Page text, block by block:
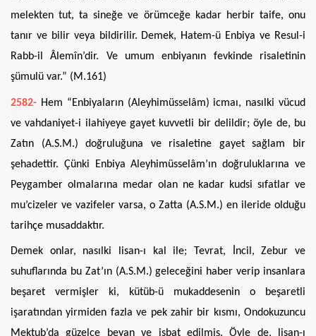
melekten tut, ta sineğe ve örümceğe kadar herbir taife, onu
tanır ve bilir veya bildirilir. Demek, Hatem-ü Enbiya ve Resul-i
Rabb-il Âlemîn’dir. Ve umum enbiyanın fevkinde risaletinin
şümulü var.” (M.161)
2582- Hem “Enbiyaların (Aleyhimüsselâm) icmaı, nasılki vücud
ve vahdaniyet-i ilahiyeye gayet kuvvetli bir delildir; öyle de, bu
Zatın (A.S.M.) doğruluğuna ve risaletine gayet sağlam bir
şehadettir. Çünki Enbiya Aleyhimüsselâm’ın doğruluklarına ve
Peygamber olmalarına medar olan ne kadar kudsi sıfatlar ve
mu’cizeler ve vazifeler varsa, o Zatta (A.S.M.) en ileride olduğu
tarihçe musaddaktır.
Demek onlar, nasılki lisan-ı kal ile; Tevrat, İncil, Zebur ve
suhuflarında bu Zat’ın (A.S.M.) geleceğini haber verip insanlara
beşaret vermişler ki, kütüb-ü mukaddesenin o beşaretli
işaratından yirmiden fazla ve pek zahir bir kısmı, Ondokuzuncu
Mektub’da güzelce beyan ve isbat edilmiş. Öyle de, lisan-ı